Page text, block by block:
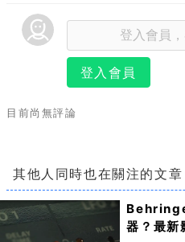
登入會員
目前尚無評論
其他人同時也在關注的文章
器？最新